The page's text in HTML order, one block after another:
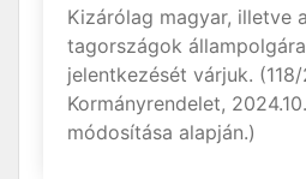
Kizárólag magyar, illetve
tagországok
jelentkezését várjuk.
Kormányrendelet,
módosítása alapján.)